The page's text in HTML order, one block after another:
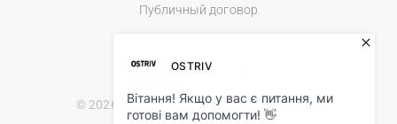
Публичный договор
© 2026 Ostriv.ua Store. All Rights Reserved.